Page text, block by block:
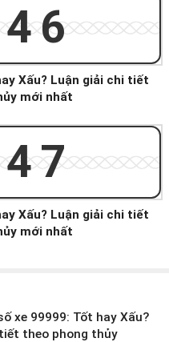
Xấu? Luận giải chi tiết
mới nhất
Xấu? Luận giải chi tiết
mới nhất
xe 99999: Tốt hay Xấu?
theo phong thủy